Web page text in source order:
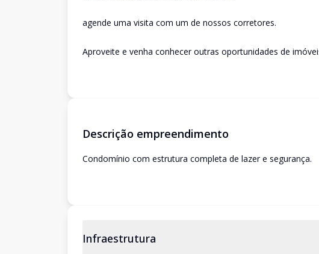
agende uma visita com um de nossos corretores.
Aproveite e venha conhecer outras oportunidades de
Descrição empreendimento
Condomínio com estrutura completa de lazer e segurança.
Infraestrutura